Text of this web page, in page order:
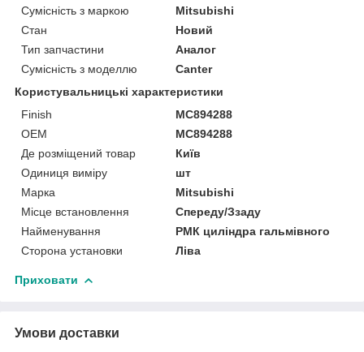
Сумісність з маркою
Mitsubishi
Стан
Новий
Тип запчастини
Аналог
Сумісність з моделлю
Canter
Користувальницькі характеристики
Finish
MC894288
OEM
MC894288
Де розміщений товар
Київ
Одиниця виміру
шт
Марка
Mitsubishi
Місце встановлення
Спереду/Ззаду
Найменування
РМК циліндра гальмівного
Сторона установки
Ліва
Приховати
Умови доставки